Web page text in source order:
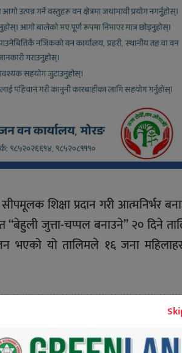
शिक्षा प्रदान गरी आत्मनिर्भर
“बेहुली जुत्ता-चप्पल बनाउने” २० दिने
भएको यो तालिमले १६ जना
विशिष्ट व्यक्तिहरूको उपस्थितिरहेका